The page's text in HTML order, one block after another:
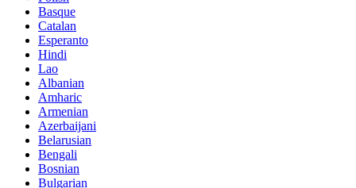
Basque
Catalan
Esperanto
Hindi
Lao
Albanian
Amharic
Armenian
Azerbaijani
Belarusian
Bengali
Bosnian
Bulgarian